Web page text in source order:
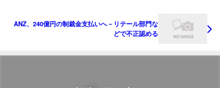
ANZ、240億円の制裁金支払いへ－リテール部門な
どで不正認める